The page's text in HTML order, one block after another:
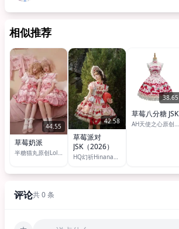
相似推荐
44.55
草莓奶派
42.58
草莓派对
JSK（2026）
38.65
草莓八分糖 JSK
评论共 0 条